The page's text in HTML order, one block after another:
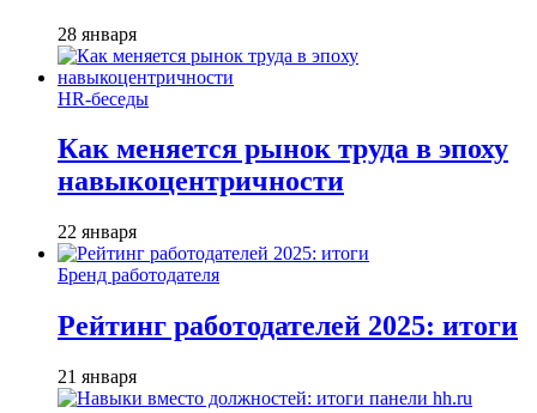
28 января
HR-беседы
Как меняется рынок труда в эпоху
навыкоцентричности
22 января
Бренд работодателя
Рейтинг работодателей 2025: итоги
21 января